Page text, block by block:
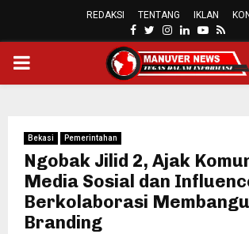
REDAKSI TENTANG IKLAN
FACEBOOK
TWITTER
INSTAGRAM
LINKEDINRSS
PRIMARY
Bekasi Pemerintahan
Ngobak Jilid 2, Ajak
Media Sosial dan
Berkolaborasi
Branding